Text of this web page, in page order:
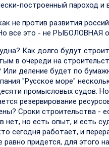
построенный пароход
не против развития
все это - не РЫБОЛОВНАЯ
Как долго будут
в очереди на
деление будет по
"Русское море"
промысловых судов.
резервирование
Сроки строительства -
нет, но есть опыт, и есть
сегодня работает, и
придется, для этого